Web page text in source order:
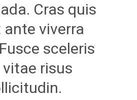
Cras quis
ante viverra
sceleris
vitae risus